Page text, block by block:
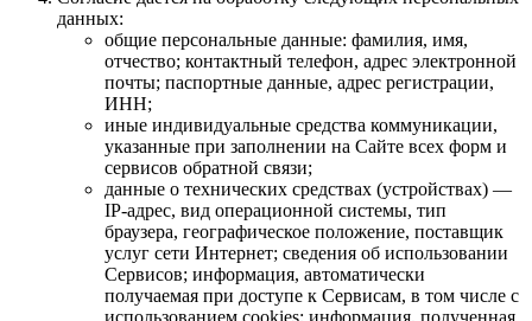
данных:
общие персональные данные: фамилия, имя,
отчество; контактный телефон, адрес электронной
почты; паспортные данные, адрес регистрации,
ИНН;
иные индивидуальные средства коммуникации,
указанные при заполнении на Сайте всех форм и
сервисов обратной связи;
данные о технических средствах (устройствах) —
IP-адрес, вид операционной системы, тип
браузера, географическое положение, поставщик
услуг сети Интернет; сведения об использовании
Сервисов; информация, автоматически
получаемая при доступе к Сервисам, в том числе с
использованием cookies; информация, полученная